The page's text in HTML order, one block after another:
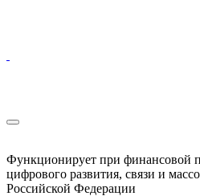
Функционирует при финансовой
цифрового развития, связи и
Российской Федерации